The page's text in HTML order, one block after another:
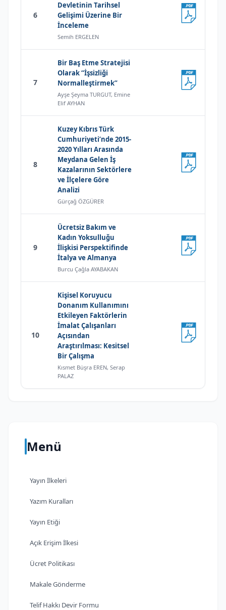
Menü
Yayın İlkeleri
Yazım Kuralları
Yayın Etiği
Açık Erişim İlkesi
Ücret Politikası
Makale Gönderme
Telif Hakkı Devir Formu
6
Devletinin Tarihsel
Gelişimi Üzerine Bir
İnceleme
Semih ERGELEN
7
Bir Baş Etme Stratejisi
Olarak “İşsizliği
Normalleştirmek”
Ayşe Şeyma TURGUT, Emine
Elif AYHAN
8
Kuzey Kıbrıs Türk
Cumhuriyeti’nde 2015-
2020 Yılları Arasında
Meydana Gelen İş
Kazalarının Sektörlere
ve İlçelere Göre
Analizi
Gürçağ ÖZGÜRER
9
Ücretsiz Bakım ve
Kadın Yoksulluğu
İlişkisi Perspektifinde
İtalya ve Almanya
Burcu Çağla AYABAKAN
10
Kişisel Koruyucu
Donanım Kullanımını
Etkileyen Faktörlerin
İmalat Çalışanları
Açısından
Araştırılması: Kesitsel
Bir Çalışma
Kısmet Büşra EREN, Serap
PALAZ